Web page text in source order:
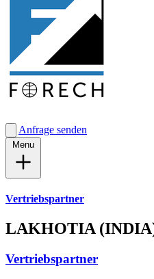
Anfrage senden
Vertriebspartner
LAKHOTIA
Vertriebspartner